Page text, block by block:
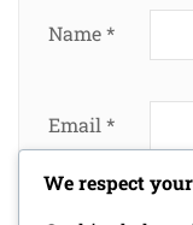
Name*
Email *
We respect